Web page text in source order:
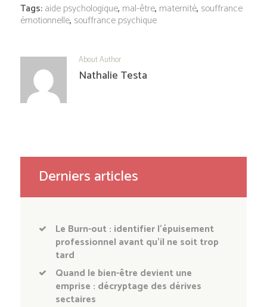
Tags:aide psychologique, mal-être, maternité, souffrance
émotionnelle, souffrance psychique
About Author
Nathalie Testa
Derniers articles
Le Burn-out : identifier l’épuisement
professionnel avant qu’il ne soit trop
tard
Quand le bien-être devient une
emprise : décryptage des dérives
sectaires